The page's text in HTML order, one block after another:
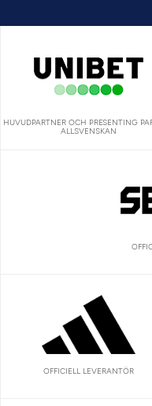
HUVUDPARTNER OCH PRESENTING
ALLSVENSKAN
OFFICIELL LEVERANTÖR